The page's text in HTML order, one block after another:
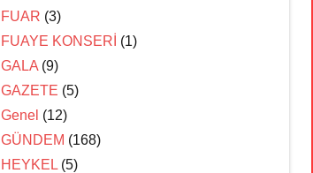
FUAR (3)
FUAYE KONSERİ (1)
GALA (9)
GAZETE (5)
Genel (12)
GÜNDEM (168)
HEYKEL (5)